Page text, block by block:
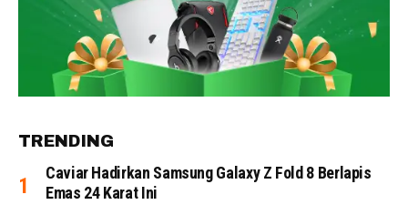
TRENDING
Caviar Hadirkan Samsung Galaxy Z Fold 8 Berlapis
Emas 24 Karat Ini